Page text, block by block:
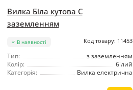
Вилка Біла кутова C
заземленням
В наявності Код товару: 11453
Тип:
з заземленням
Колір:
білий
Категорія:
Вилка електрична